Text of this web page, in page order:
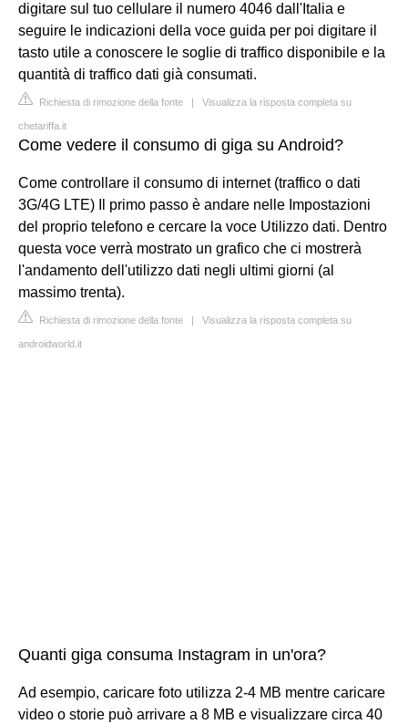
digitare sul tuo cellulare il numero 4046 dall'Italia e
seguire le indicazioni della voce guida per poi digitare il
tasto utile a conoscere le soglie di traffico disponibile e la
quantità di traffico dati già consumati.
Richiesta di rimozione della fonte | Visualizza la risposta completa su
chetariffa.it
Come vedere il consumo di giga su Android?
Come controllare il consumo di internet (traffico o dati
3G/4G LTE) Il primo passo è andare nelle Impostazioni
del proprio telefono e cercare la voce Utilizzo dati. Dentro
questa voce verrà mostrato un grafico che ci mostrerà
l'andamento dell'utilizzo dati negli ultimi giorni (al
massimo trenta).
Richiesta di rimozione della fonte | Visualizza la risposta completa su
androidworld.it
Quanti giga consuma Instagram in un'ora?
Ad esempio, caricare foto utilizza 2-4 MB mentre caricare
video o storie può arrivare a 8 MB e visualizzare circa 40